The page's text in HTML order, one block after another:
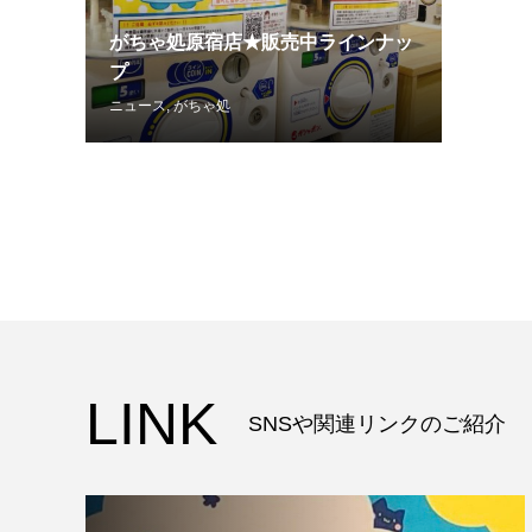
がちゃ処原宿店★販売中ラインナッ
プ
ニュース,がちゃ処
LINK SNSや関連リンクのご紹介